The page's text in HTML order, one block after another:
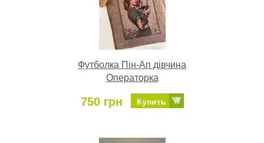
Футболка Пін-Ап дівчина
Операторка
750 грн Купить